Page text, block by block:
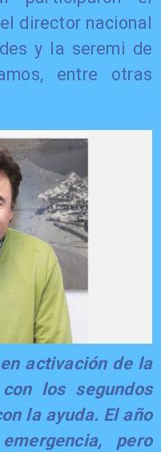
director nacional
y la seremi de
entre otras
activación de la
los segundos
la ayuda. El año
pero